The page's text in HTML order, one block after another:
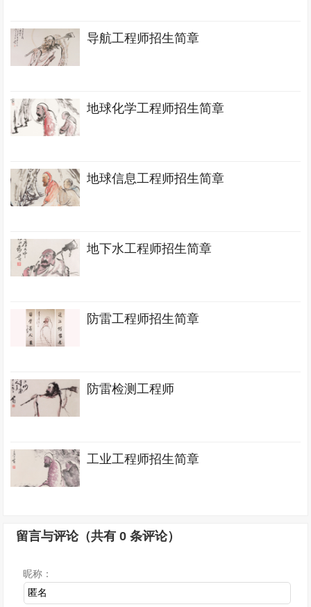
导航工程师招生简章
地球化学工程师招生简章
地球信息工程师招生简章
地下水工程师招生简章
防雷工程师招生简章
防雷检测工程师
工业工程师招生简章
留言与评论（共有0 条评论）
昵称：